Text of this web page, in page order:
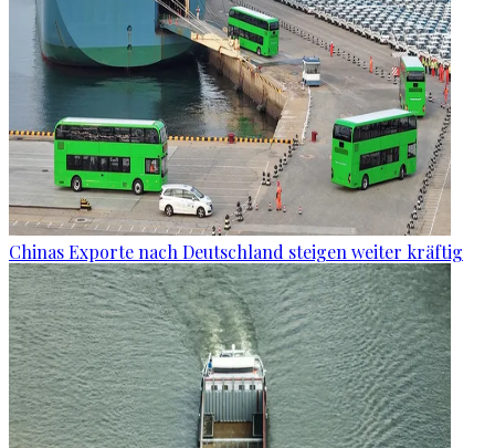
Chinas Exporte nach Deutschland steigen weiter kräftig